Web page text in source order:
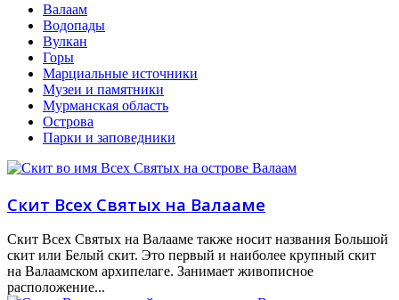
Валаам
Водопады
Вулкан
Горы
Марциальные источники
Музеи и памятники
Мурманская область
Острова
Парки и заповедники
Скит Всех Святых на Валааме
Скит Всех Святых на Валааме также носит названия Большой
скит или Белый скит. Это первый и наиболее крупный скит
на Валаамском архипелаге. Занимает живописное
расположение...